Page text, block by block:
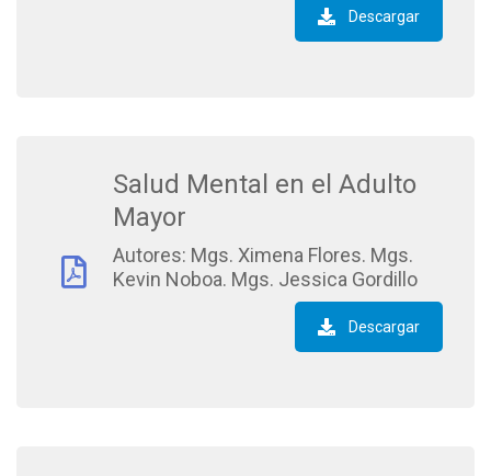
Descargar
Salud Mental en el Adulto
Mayor
Autores: Mgs. Ximena Flores. Mgs.
Kevin Noboa. Mgs. Jessica Gordillo
Descargar